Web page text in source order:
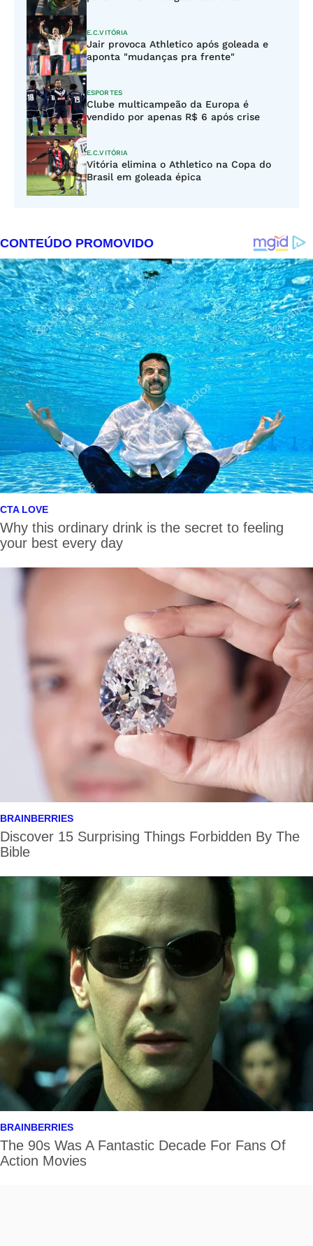
E.C.VITÓRIA
Jair provoca Athletico após goleada e
aponta "mudanças pra frente"
ESPORTES
Clube multicampeão da Europa é
vendido por apenas R$ 6 após crise
E.C.VITÓRIA
Vitória elimina o Athletico na Copa do
Brasil em goleada épica